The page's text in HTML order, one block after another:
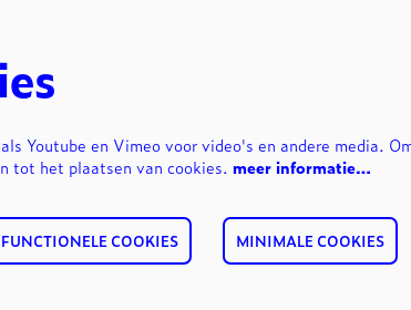
Youtube en Vimeo voor video's en andere media.
tot het plaatsen van cookies. meer informatie…
COOKIES MINIMALE COOKIES